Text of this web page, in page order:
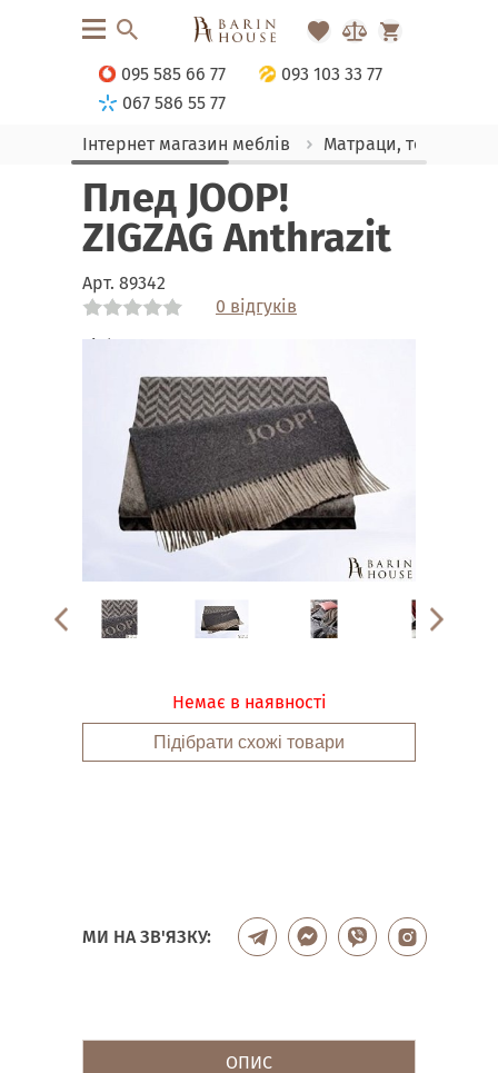
095 585 66 77
093 103 33 77
067 586 55 77
Інтернет магазин меблів
Матраци, текстиль
Плед JOOP!
ZIGZAG Anthrazit
Арт. 89342
0 відгуків
Link
Link
Link
Link
Немає в наявності
Підібрати схожі товари
МИ НА ЗВ'ЯЗКУ:
ОПИС